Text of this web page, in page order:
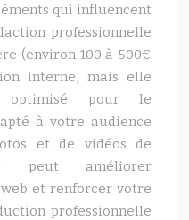
qui influencent
professionnelle
(environ 100 à 500€
interne, mais elle
optimisé pour le
à votre audience
et de vidéos de
peut améliorer
et renforcer votre
professionnelle